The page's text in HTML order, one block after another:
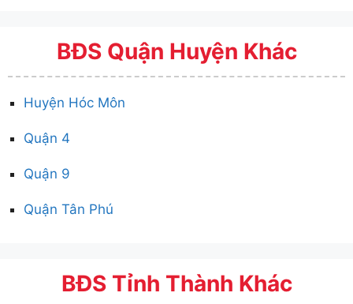
BĐS Quận Huyện Khác
Huyện Hóc Môn
Quận 4
Quận 9
Quận Tân Phú
BĐS Tỉnh Thành Khác